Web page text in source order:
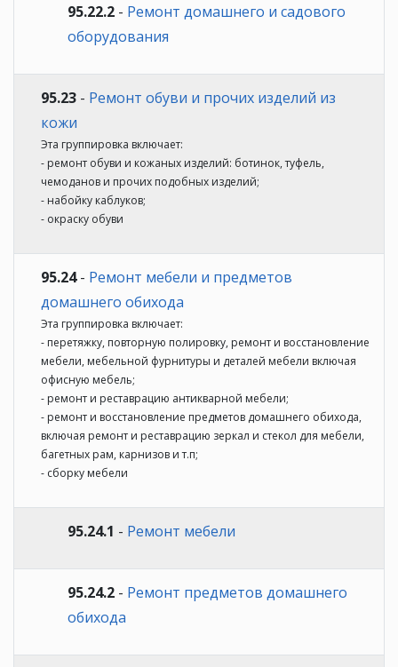
95.22.2 - Ремонт домашнего и садового
оборудования
95.23 - Ремонт обуви и прочих изделий из
кожи
Эта группировка включает:
- ремонт обуви и кожаных изделий: ботинок, туфель,
чемоданов и прочих подобных изделий;
- набойку каблуков;
- окраску обуви
95.24- Ремонт мебели и предметов
домашнего обихода
Эта группировка включает:
- перетяжку, повторную полировку, ремонт и восстановление
мебели, мебельной фурнитуры и деталей мебели включая
офисную мебель;
- ремонт и реставрацию антикварной мебели;
- ремонт и восстановление предметов домашнего обихода,
включая ремонт и реставрацию зеркал и стекол для мебели,
багетных рам, карнизов и т.п;
- сборку мебели
95.24.1 - Ремонт мебели
95.24.2 - Ремонт предметов домашнего
обихода